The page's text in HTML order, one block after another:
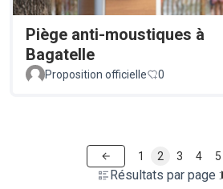
Piège anti-moustiques à
Bagatelle
Proposition officielle
0
Résultats par page :
1 2 3 4 5